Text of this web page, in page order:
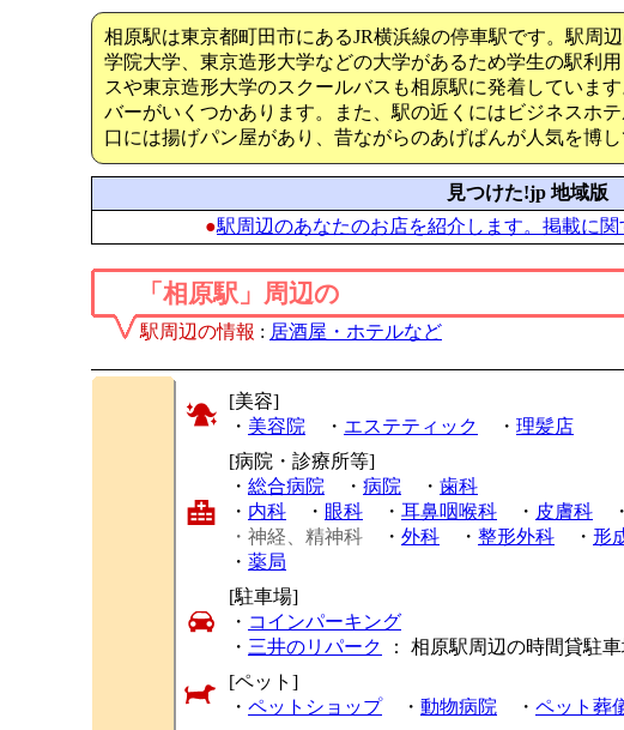
相原駅は東京都町田市にあるJR横浜線の停車駅です。駅周
学院大学、東京造形大学などの大学があるため学生の駅利
スや東京造形大学のスクールバスも相原駅に発着していま
バーがいくつかあります。また、駅の近くにはビジネスホ
口には揚げパン屋があり、昔ながらのあげぱんが人気を博し
見つけた!jp 地域版
●駅周辺のあなたのお店を紹介します。掲載に
「相原駅」周辺の
駅周辺の情報 : 居酒屋・ホテルなど
[美容]
・ 美容院 ・ エステティック ・ 理髪店
[病院・診療所等]
・ 総合病院 ・ 病院 ・ 歯科
・ 内科 ・ 眼科 ・ 耳鼻咽喉科 ・ 皮膚科 ・
・神経、精神科 ・ 外科 ・ 整形外科 ・ 形
・ 薬局
[駐車場]
・ コインパーキング
・ 三井のリパーク
： 相原駅周辺の時間貸駐
[ペット]
・ ペットショップ・ 動物病院 ・ ペット葬